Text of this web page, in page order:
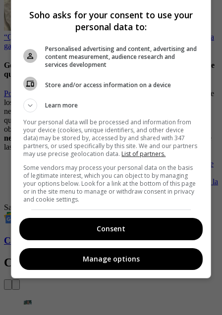
“Quería fama”, audio revelaría que esposo de Paula Durán buscaba
ganar fama con su enfermedad
Gobierno habló de aumento del salario mínimo y la cifra dio de
qué hablar
Por su parte, el ministro de
habló ante
los medios de comunicación sobre la cifra base para empezar la
negociación del salario mínimo para el 2024, haciendo énfasis en
qué “Todavía falta mucho para hablar de una propuesta formal; no
obstante,se puede proyectar un piso para comenzar las
negociaciones, con el fin de irnos a puntos muy altos o bajos entre
las partes que van a sentarse a hablar”.
- ¿Cuál salario mínimo es mejor? el de El Salvador de Bukele
o el de la Colombia de Petro
-¿Cuánto? Gobierno habló de aumento del salario mínimo y la
cifra dio de qué hablar
Salario Mínimo
Conozca más de Soho aquí
Contenido Relacionado
Soho asks for your consent to use your
personal data to:
Personalised advertising and content, advertising and
content measurement, audience research and
services development
Store and/or access information on a device
Learn more
Your personal data will be processed and information from
your device (cookies, unique identifiers, and other device
data) may be stored by, accessed by and shared with 347
partners, or used specifically by this site. We and our partners
may use precise geolocation data. List of partners.
Some vendors may process your personal data on the basis
of legitimate interest, which you can object to by managing
your options below. Look for a link at the bottom of this page
or in the site menu to manage or withdraw consent in privacy
and cookie settings.
Consent
Manage options